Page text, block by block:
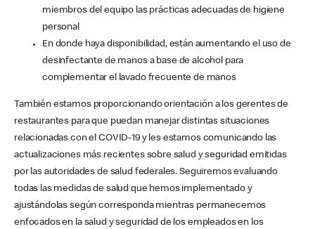
miembros del equipo las prácticas adecuadas de higiene
personal
En donde haya disponibilidad, están aumentando el uso de
desinfectante de manos a base de alcohol para
complementar el lavado frecuente de manos
También estamos proporcionando orientación a los gerentes de
restaurantes para que puedan manejar distintas situaciones
relacionadas con el COVID-19 y les estamos comunicando las
actualizaciones más recientes sobre salud y seguridad emitidas
por las autoridades de salud federales. Seguiremos evaluando
todas las medidas de salud que hemos implementado y
ajustándolas según corresponda mientras permanecemos
enfocados en la salud y seguridad de los empleados en los